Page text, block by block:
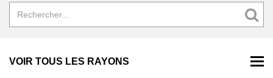
VOIR TOUS LES RAYONS